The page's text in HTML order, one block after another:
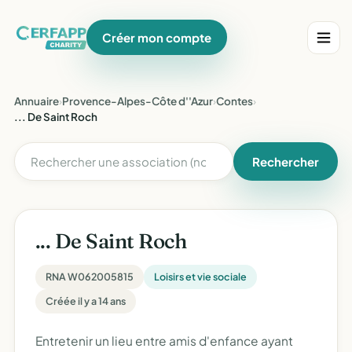
Créer mon compte
Annuaire›Provence-Alpes-Côte d''Azur›Contes›
... De Saint Roch
Rechercher
... De Saint Roch
RNA W062005815
Loisirs et vie sociale
Créée il y a 14 ans
Entretenir un lieu entre amis d'enfance ayant